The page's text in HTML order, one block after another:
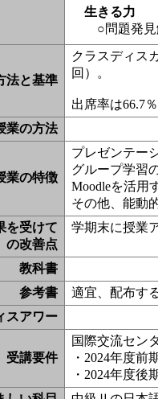
生きる力
○問題発
法と基準
クラスディス
回）。
出席率は66.7
業の方法
業の特徴
プレゼンテー
グループ学習
Moodleを活用
その他、能動
を受けて
の改善点
学期末に授業
教科書
参考書
適宜、配布す
スアワー
受講要件
国際交流セン
・2024年度
・2024年度